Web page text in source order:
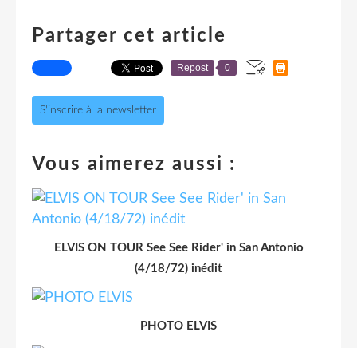
Partager cet article
Repost 0
S'inscrire à la newsletter
Vous aimerez aussi :
ELVIS ON TOUR See See Rider' in San Antonio
(4/18/72) inédit
PHOTO ELVIS